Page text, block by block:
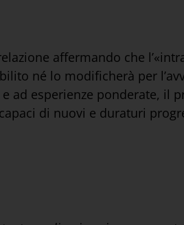
affermando che
né lo modificherà per
esperienze ponderate, il
di nuovi e duraturi